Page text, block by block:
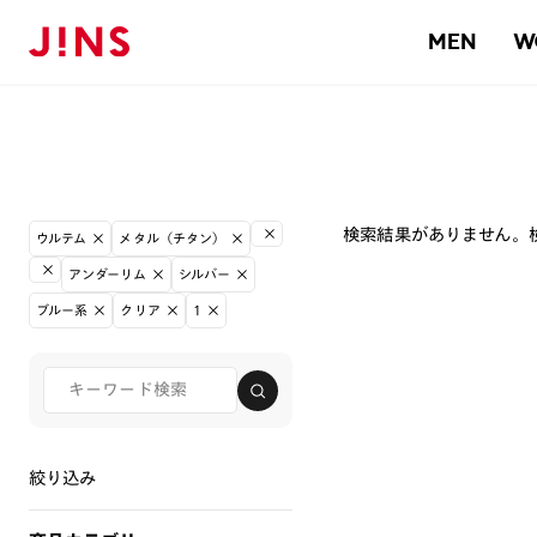
MEN
ウルテム メタル（チタン）
アンダーリム シルバー
ブルー系 クリア 1
絞り込み
検索結果がありません。